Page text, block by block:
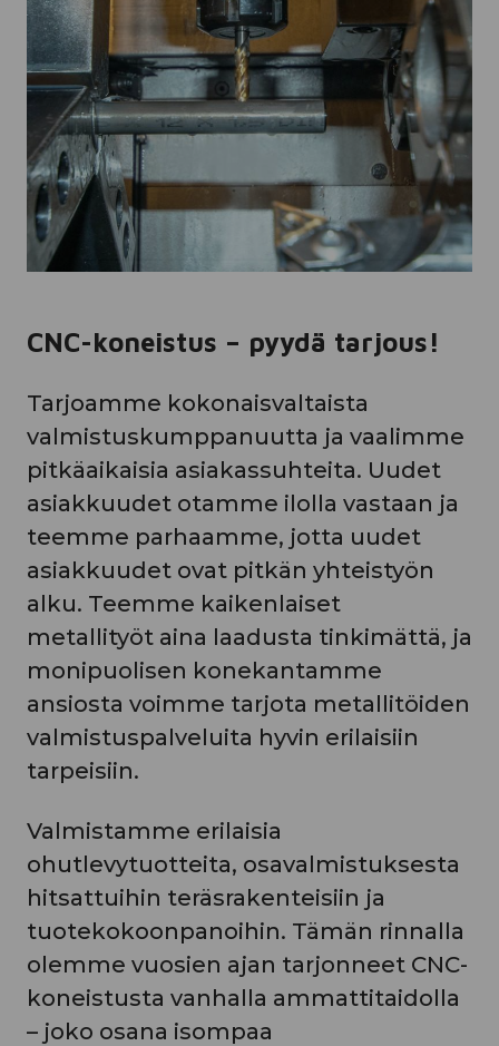
CNC-koneistus – pyydä tarjous!
Tarjoamme kokonaisvaltaista
valmistuskumppanuutta ja vaalimme
pitkäaikaisia asiakassuhteita. Uudet
asiakkuudet otamme ilolla vastaan ja
teemme parhaamme, jotta uudet
asiakkuudet ovat pitkän yhteistyön
alku. Teemme kaikenlaiset
metallityöt aina laadusta tinkimättä, ja
monipuolisen konekantamme
ansiosta voimme tarjota metallitöiden
valmistuspalveluita hyvin erilaisiin
tarpeisiin.
Valmistamme erilaisia
ohutlevytuotteita, osavalmistuksesta
hitsattuihin teräsrakenteisiin ja
tuotekokoonpanoihin. Tämän rinnalla
olemme vuosien ajan tarjonneet CNC-
koneistusta vanhalla ammattitaidolla
– joko osana isompaa